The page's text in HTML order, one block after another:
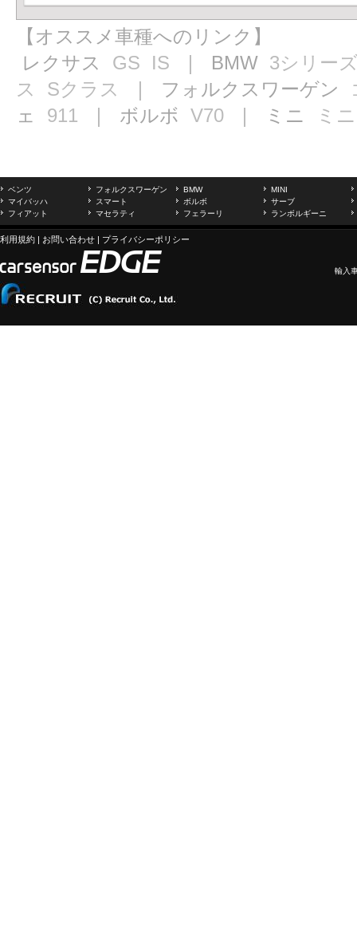
【オススメ車種へのリンク】
レクサス GS IS ｜ BMW 3シリー
ス
Sクラス ｜ フォルクスワーゲン
ェ 911 ｜ ボルボ V70 ｜ ミニ ミニ
ベンツ フォルクスワーゲン BMW
MINI
マイバッハ
スマート ボルボ
サーブ
フィアット
マセラティ フェラーリ ランボルギーニ
利用規約 | お問い合わせ | プライバシーポリシー
輸入